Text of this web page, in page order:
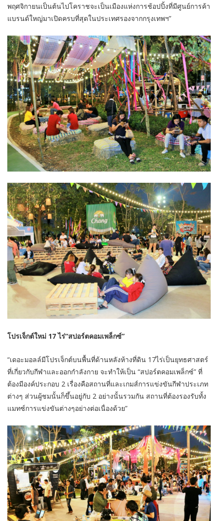
พฤศจิกายนเป็นต้นไปโคราชจะเป็นเมืองแห่งการช้อปปิ้งที่มีศูนย์การค้า
แบรนด์ใหญ่มาเปิดครบที่สุดในประเทศรองจากกรุงเทพฯ”
โปรเจ็กต์ใหม่ 17 ไร่“สปอร์ตคอมเพล็กซ์”
“เดอะมอลล์มีโปรเจ็กต์บนพื้นที่ด้านหลังห้างที่ดิน 17ไร่เป็นยุทธศาสตร์
ที่เกี่ยวกับกีฬาและออกกำลังกาย จะทำให้เป็น “สปอร์ตคอมเพล็กซ์” ที่
ต้องมีองค์ประกอบ 2 เรื่องคือสถานที่และเกมส์การแข่งขันกีฬาประเภท
ต่างๆ ส่วนผู้ชมนั้นก็ขึ้นอยู่กับ 2 อย่างนั้นรวมกัน สถานที่ต้องรองรับทั้ง
แมทซ์การแข่งขันต่างๆอย่างต่อเนื่องด้วย”